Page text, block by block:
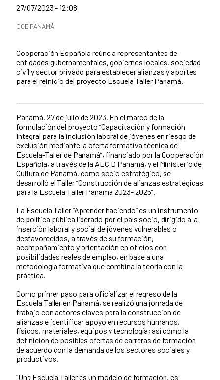
Date of publication of the news item
27/07/2023 - 12:08
News categories
OCE PANAMÁ
Cooperación Española reúne a representantes de
entidades gubernamentales, gobiernos locales, sociedad
civil y sector privado para establecer alianzas y aportes
para el reinicio del proyecto Escuela Taller Panamá.
News content
Panamá, 27 de julio de 2023. En el marco de la
formulación del proyecto “Capacitación y formación
Integral para Ia inclusión laboral de jóvenes en riesgo de
exclusión mediante la oferta formativa técnica de
Escuela-Taller de Panamá”, financiado por la Cooperación
Española, a través de la AECID Panamá, y el Ministerio de
Cultura de Panamá, como socio estratégico, se
desarrolló el Taller “Construcción de alianzas estratégicas
para la Escuela Taller Panamá 2023- 2025”.
La Escuela Taller “Aprender haciendo” es un instrumento
de política pública liderado por el país socio, dirigido a la
inserción laboral y social de jóvenes vulnerables o
desfavorecidos, a través de su formación,
acompañamiento y orientación en oficios con
posibilidades reales de empleo, en base a una
metodología formativa que combina la teoría con la
práctica.
Como primer paso para oficializar el regreso de la
Escuela Taller en Panamá, se realizó una jornada de
trabajo con actores claves para la construcción de
alianzas e identificar apoyo en recursos humanos,
físicos, materiales, equipos y tecnología; así como la
definición de posibles ofertas de carreras de formación
de acuerdo con la demanda de los sectores sociales y
productivos.
“Una Escuela Taller es un modelo de formación, es